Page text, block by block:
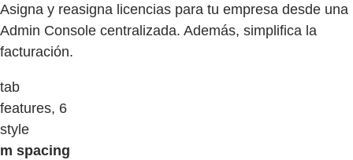
Asigna y reasigna licencias para tu empresa desde una
Admin Console centralizada. Además, simplifica la
facturación.
tab
features, 6
style
m spacing